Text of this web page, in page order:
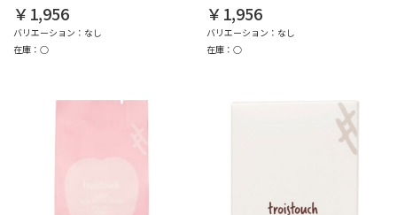
￥1,956
バリエーション：なし
在庫：○
￥1,956
バリエーション：なし
在庫：○